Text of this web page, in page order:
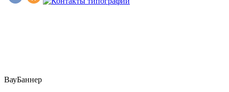
ВауБаннер